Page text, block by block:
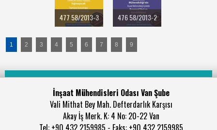
477 58/2013-3 476 58/2013-2
1 2 3 4 5 6 7 8 9
İnşaat Mühendisleri Odası Van Şube
Vali Mithat Bey Mah. Defterdarlık Karşısı
Akay İş Merk. K: 4 No: 20-22 Van
Tel: +90 432 2159985 - Faks: +90 432 2159985